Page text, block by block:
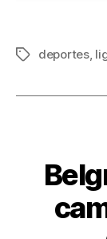
deportes,